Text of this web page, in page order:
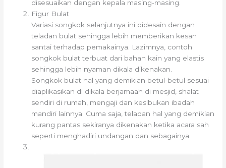
disesuaikan dengan kepala masing-masing.
Figur Bulat
Variasi songkok selanjutnya ini didesain dengan
teladan bulat sehingga lebih memberikan kesan
santai terhadap pemakainya. Lazimnya, contoh
songkok bulat terbuat dari bahan kain yang elastis
sehingga lebih nyaman dikala dikenakan.
Songkok bulat hal yang demikian betul-betul sesuai
diaplikasikan di dikala berjamaah di mesjid, shalat
sendiri di rumah, mengaji dan kesibukan ibadah
mandiri lainnya. Cuma saja, teladan hal yang demikian
kurang pantas sekiranya dikenakan ketika acara sah
seperti menghadiri undangan dan sebagainya.